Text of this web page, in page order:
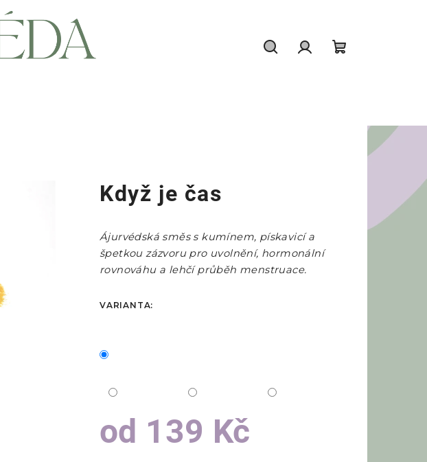
Když je čas
Ájurvédská směs s kumínem, pískavicí a
špetkou zázvoru pro uvolnění, hormonální
rovnováhu a lehčí průběh menstruace.
VARIANTA:
od 139 Kč